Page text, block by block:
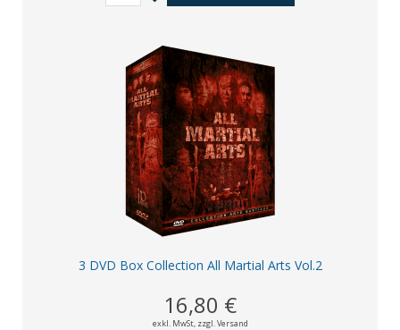
3 DVD Box Collection All Martial Arts Vol.2
16,80 €
exkl. MwSt, zzgl. Versand